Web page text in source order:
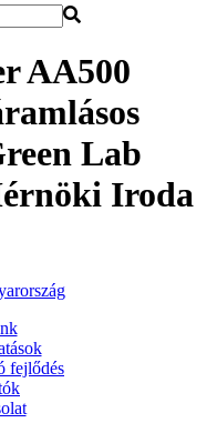
AA500
Lab
Iroda
fejlődés